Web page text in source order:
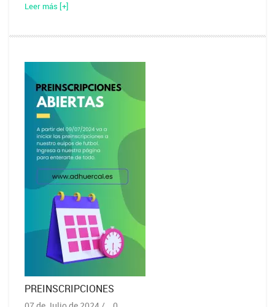
Leer más [+]
PREINSCRIPCIONES